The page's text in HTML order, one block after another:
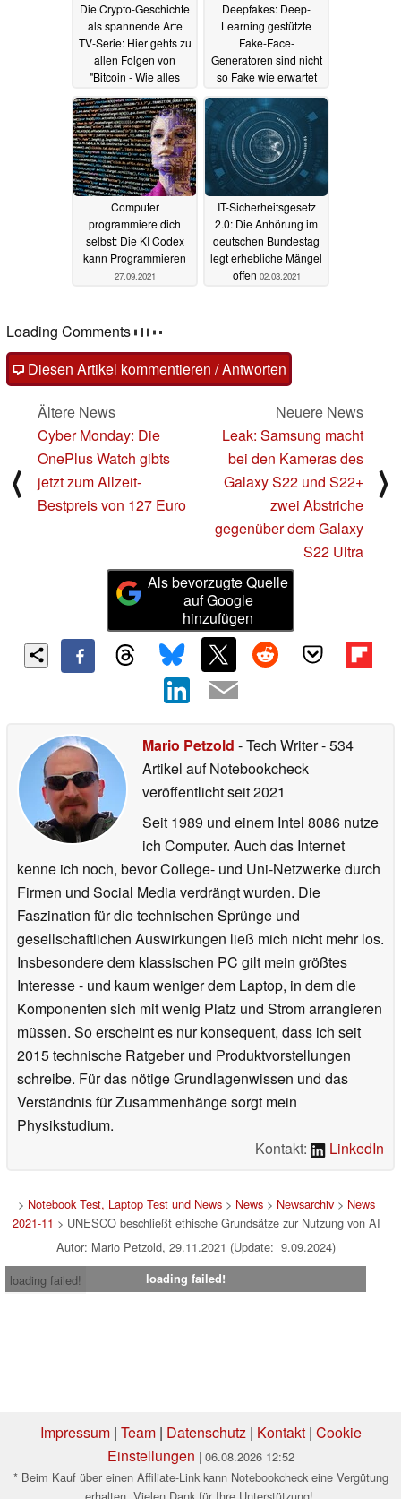
Die Crypto-Geschichte
als spannende Arte
TV-Serie: Hier gehts zu
allen Folgen von
"Bitcoin - Wie alles
begann. Mysterium
Satoshi"21.11.2021
Deepfakes: Deep-
Learning gestützte
Fake-Face-
Generatoren sind nicht
so Fake wie erwartet
14.10.2021
Computer
programmiere dich
selbst: Die KI Codex
kann Programmieren
27.09.2021
IT-Sicherheitsgesetz
2.0: Die Anhörung im
deutschen Bundestag
legt erhebliche Mängel
offen 02.03.2021
Loading Comments
Diesen Artikel kommentieren / Antworten
⟨
Ältere News
Cyber Monday: Die
OnePlus Watch gibts
jetzt zum Allzeit-
Bestpreis von 127 Euro
Neuere News
Leak: Samsung macht
bei den Kameras des
Galaxy S22 und S22+
zwei Abstriche
gegenüber dem Galaxy
S22 Ultra
⟩
Als bevorzugte Quelle
auf Google
hinzufügen
Mario Petzold - Tech Writer- 534
Artikel auf Notebookcheck
veröffentlichtseit 2021
Seit 1989 und einem Intel 8086 nutze
ich Computer. Auch das Internet
kenne ich noch, bevor College- und Uni-Netzwerke durch
Firmen und Social Media verdrängt wurden. Die
Faszination für die technischen Sprünge und
gesellschaftlichen Auswirkungen ließ mich nicht mehr los.
Insbesondere dem klassischen PC gilt mein größtes
Interesse - und kaum weniger dem Laptop, in dem die
Komponenten sich mit wenig Platz und Strom arrangieren
müssen. So erscheint es nur konsequent, dass ich seit
2015 technische Ratgeber und Produktvorstellungen
schreibe. Für das nötige Grundlagenwissen und das
Verständnis für Zusammenhänge sorgt mein
Physikstudium.
Kontakt:
LinkedIn
> Notebook Test, Laptop Test und News> News> Newsarchiv> News
2021-11 > UNESCO beschließt ethische Grundsätze zur Nutzung von AI
Autor: Mario Petzold, 29.11.2021 (Update: 9.09.2024)
loading failed!
loading failed!
Impressum| Team| Datenschutz| Kontakt| Cookie
Einstellungen | 06.08.2026 12:52
* Beim Kauf über einen Affiliate-Link kann Notebookcheck eine Vergütung